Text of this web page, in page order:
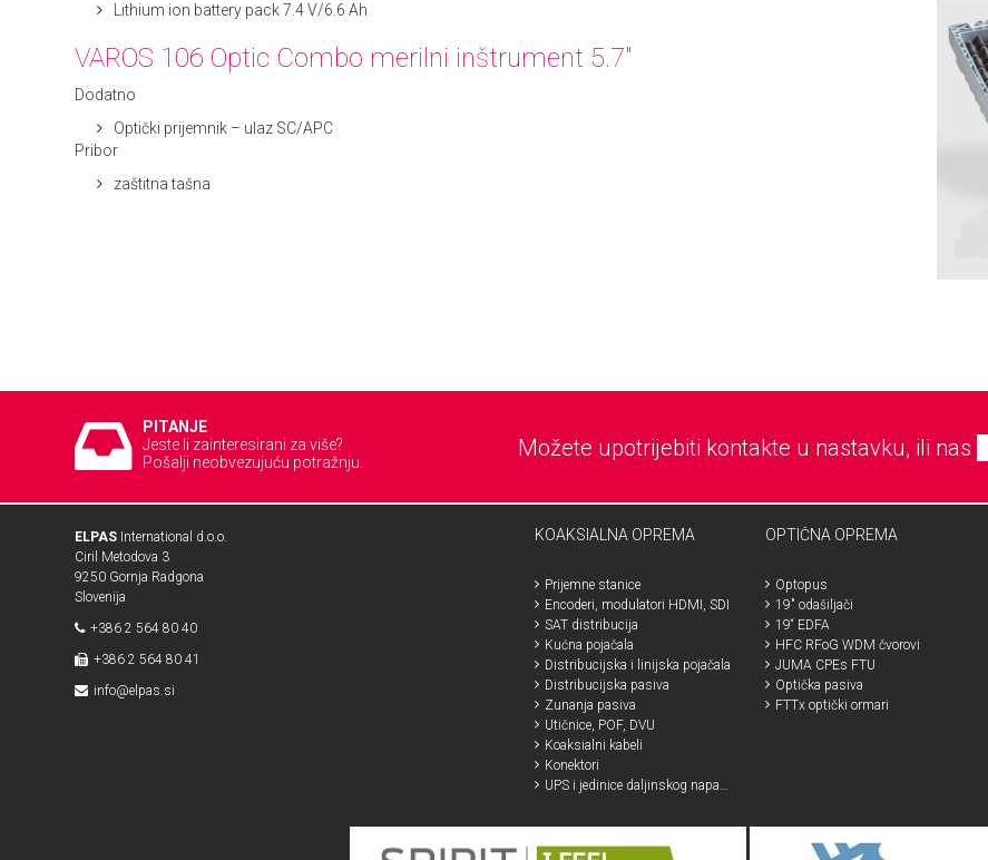
Lithium ion battery pack 7.4 V/6.6 Ah
VAROS 106 Optic Combo merilni inštrument 5.7"
Dodatno
Optički prijemnik – ulaz SC/APC
Pribor
zaštitna tašna
PITANJE
Jeste li zainteresirani za više?
Pošalji neobvezujuću potražnju.
Možete upotrijebiti kontakte u nastavku, ili nas
ELPAS International d.o.o.
Ciril Metodova 3
9250 Gornja Radgona
Slovenija
+386 2 564 80 40
+386 2 564 80 41
info@elpas.si
KOAKSIALNA OPREMA
Prijemne stanice
Encoderi, modulatori HDMI, SDI
SAT distribucija
Kućna pojačala
Distribucijska i linijska pojačala
Distribucijska pasiva
Zunanja pasiva
Utičnice, POF, DVU
Koaksialni kabeli
Konektori
UPS i jedinice daljinskog napajanja
OPTIČNA OPREMA
Optopus
19" odašiljači
19“ EDFA
HFC RFoG WDM čvorovi
JUMA CPEs FTU
Optička pasiva
FTTx optički ormari